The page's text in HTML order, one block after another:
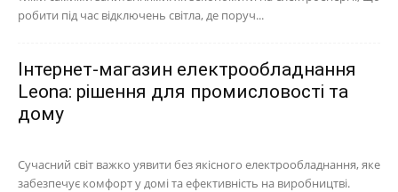
робити під час відключень світла, де поруч...
Інтернет-магазин електрообладнання
Leona: рішення для промисловості та
дому
Сучасний світ важко уявити без якісного електрообладнання, яке
забезпечує комфорт у домі та ефективність на виробництві.